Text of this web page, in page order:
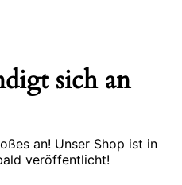
sich an
an! Unser Shop ist in
veröffentlicht!